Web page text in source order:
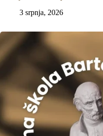
3 srpnja, 2026